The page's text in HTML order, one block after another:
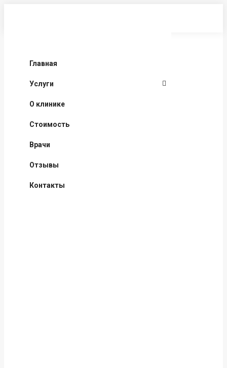
Главная
Услуги
О клинике
Стоимость
Врачи
Отзывы
Контакты